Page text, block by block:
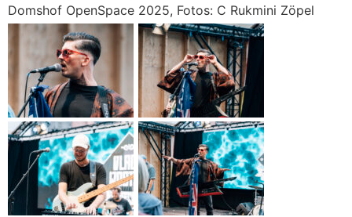
Domshof OpenSpace 2025, Fotos: C Rukmini Zöpel